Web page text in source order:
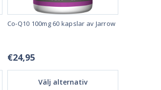
Co-Q10 100mg 60 kapslar av Jarrow
€24,95
Välj alternativ